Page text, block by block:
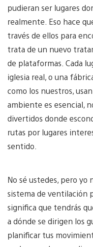
pudieran ser lugares
realmente. Eso hace
través de ellos para
trata de un nuevo
de plataformas. Cada
iglesia real, o una
como los nuestros,
ambiente es esencial,
divertidos donde
rutas por lugares
sentido.
No sé ustedes, pero yo
sistema de ventilación
significa que tendrás
a dónde se dirigen los
planificar tus